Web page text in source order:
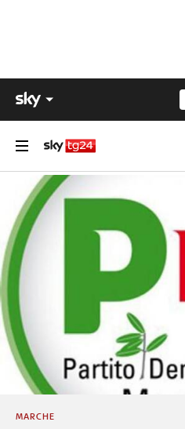
MARCHE